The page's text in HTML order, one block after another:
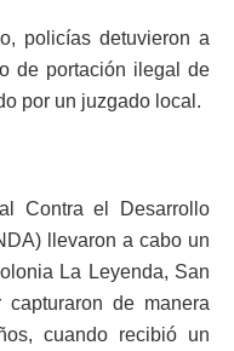
policías detuvieron a
de portación ilegal de
por un juzgado local.
Contra el Desarrollo
llevaron a cabo un
La Leyenda, San
de manera
cuando recibió un